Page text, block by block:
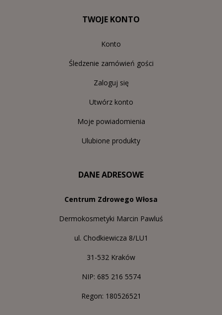
TWOJE KONTO
Konto
Śledzenie zamówień gości
Zaloguj się
Utwórz konto
Moje powiadomienia
Ulubione produkty
DANE ADRESOWE
Centrum Zdrowego Włosa
Dermokosmetyki Marcin Pawluś
ul. Chodkiewicza 8/LU1
31-532 Kraków
NIP: 685 216 5574
Regon: 180526521